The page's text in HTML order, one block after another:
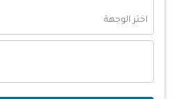
اختر الوجهة